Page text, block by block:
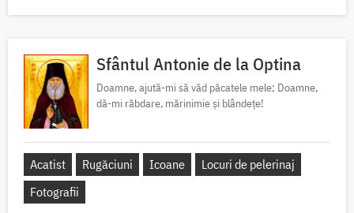
Sfântul Antonie de la Optina
Doamne, ajută-mi să văd păcatele mele; Doamne,
dă-mi răbdare, mărinimie şi blândeţe!
Acatist Rugăciuni Icoane
Locuri de pelerinaj
Fotografii